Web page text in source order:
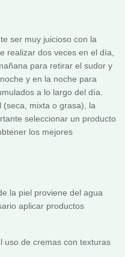
ser muy juicioso con la
realizar dos veces en el día,
para retirar el sudor y
y en la noche para
a lo largo del día.
mixta o grasa), la
seleccionar un producto
los mejores
la piel proviene del agua
aplicar productos
uso de cremas con texturas